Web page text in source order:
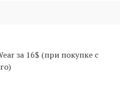
за 16$ (при покупке с